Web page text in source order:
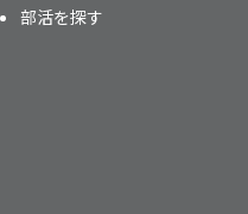
部活を探す